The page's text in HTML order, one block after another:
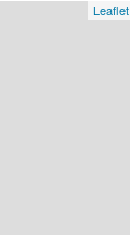
Leaflet